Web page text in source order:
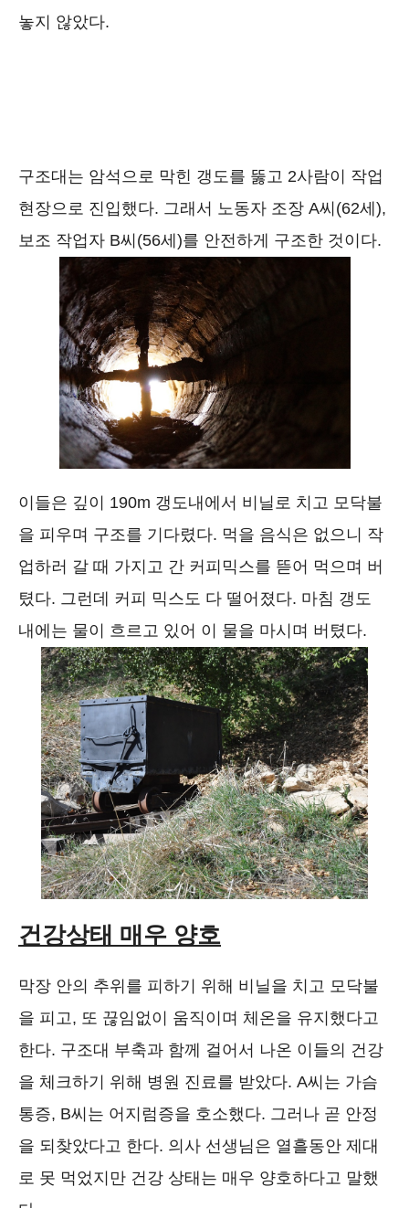
놓지 않았다.
구조대는 암석으로 막힌 갱도를 뚫고 2사람이 작업
현장으로 진입했다. 그래서 노동자 조장 A씨(62세),
보조 작업자 B씨(56세)를 안전하게 구조한 것이다.
이들은 깊이 190m 갱도내에서 비닐로 치고 모닥불
을 피우며 구조를 기다렸다. 먹을 음식은 없으니 작
업하러 갈 때 가지고 간 커피믹스를 뜯어 먹으며 버
텼다. 그런데 커피 믹스도 다 떨어졌다. 마침 갱도
내에는 물이 흐르고 있어 이 물을 마시며 버텼다.
건강상태 매우 양호
막장 안의 추위를 피하기 위해 비닐을 치고 모닥불
을 피고, 또 끊임없이 움직이며 체온을 유지했다고
한다. 구조대 부축과 함께 걸어서 나온 이들의 건강
을 체크하기 위해 병원 진료를 받았다. A씨는 가슴
통증, B씨는 어지럼증을 호소했다. 그러나 곧 안정
을 되찾았다고 한다. 의사 선생님은 열흘동안 제대
로 못 먹었지만 건강 상태는 매우 양호하다고 말했